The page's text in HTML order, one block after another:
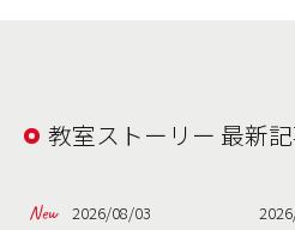
教室ストーリー 最新
2026/08/03